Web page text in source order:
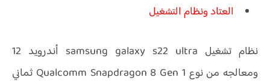
العتاد ونظام التشغيل
نظام تشغيل samsung galaxy s22 ultra أندرويد 12
ومعالجه من نوع Qualcomm Snapdragon 8 Gen 1 ثماني